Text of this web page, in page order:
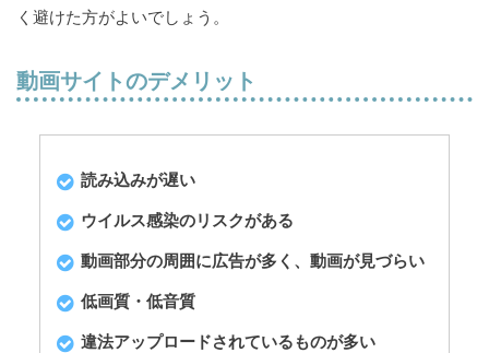
く避けた方がよいでしょう。
動画サイトのデメリット
読み込みが遅い
ウイルス感染のリスクがある
動画部分の周囲に広告が多く、動画が見づらい
低画質・低音質
違法アップロードされているものが多い